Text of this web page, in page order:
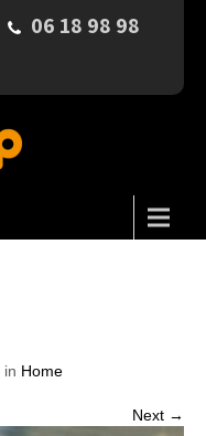
06 18 98 98
in Home
Next →